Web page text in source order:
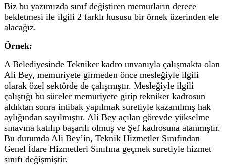
Biz bu yazımızda sınıf değiştiren memurların derece
bekletmesi ile ilgili 2 farklı hususu bir örnek üzerinden ele
alacağız.
Örnek:
A Belediyesinde Tekniker kadro unvanıyla çalışmakta olan
Ali Bey, memuriyete girmeden önce mesleğiyle ilgili
olarak özel sektörde de çalışmıştır. Mesleğiyle ilgili
çalıştığı bu süreler memuriyete girip tekniker kadrosun
aldıktan sonra intibak yapılmak suretiyle kazanılmış hak
aylığından sayılmıştır. Ali Bey açılan görevde yükselme
sınavına katılıp başarılı olmuş ve Şef kadrosuna atanmıştır.
Bu durumda Ali Bey’in, Teknik Hizmetler Sınıfından
Genel İdare Hizmetleri Sınıfına geçmek suretiyle hizmet
sınıfı değişmiştir.